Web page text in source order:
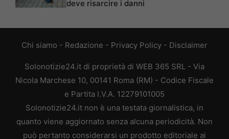
deve risarcire i danni
Chi siamo - Redazione - Privacy Policy - Disclaimer
Solonotizie24.it di proprietà di WEB 365 SRL - Via
Nicola Marchese 10, 00141 Roma (RM) - Codice Fiscale
e Partita I.V.A. 12279101005
Solonotizie24.it non è una testata giornalistica, in
quanto viene aggiornato senza alcuna periodicità. Non
può pertanto considerarsi un prodotto editoriale ai